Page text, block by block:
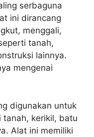
serbaguna
ini dirancang
menggali,
tanah,
lainnya.
mengenai
digunakan untuk
tanah, kerikil, batu
Alat ini memiliki